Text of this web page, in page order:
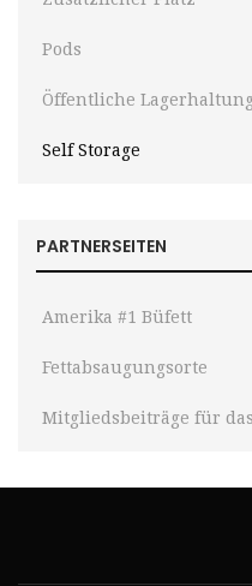
Pods
Öffentliche
Self Storage
PARTNERSEITEN
Amerika #1 Büfett
Fettabsaugungsorte
Mitgliedsbeiträge für